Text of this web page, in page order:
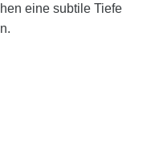
eine subtile Tiefe